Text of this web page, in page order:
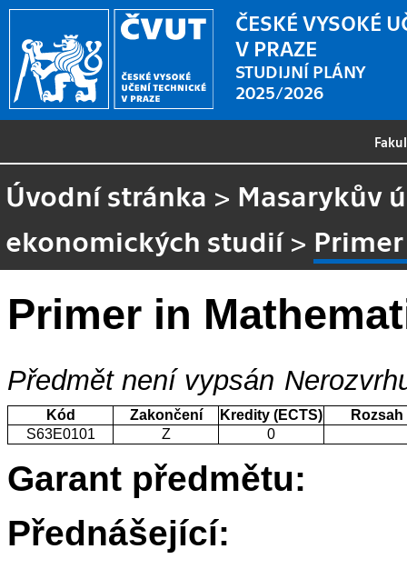
ČESKÉ VYSOKÉ
V PRAZE
STUDIJNÍ PLÁNY
2025/2026
Úvodní stránka > Masarykův
ekonomických studií>
Primer in
Předmět není vypsán
Kód Zakončení Kredity (ECTS)
Rozsah
S63E0101
Z 0
Garant předmětu:
Přednášející: